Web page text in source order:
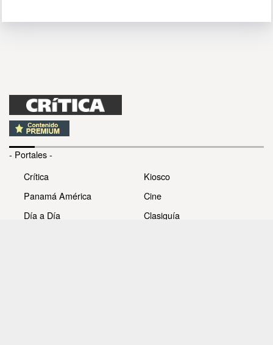
- Portales -
Crítica
Panamá América
Día a Día
Kiosco
Cine
Clasiguía